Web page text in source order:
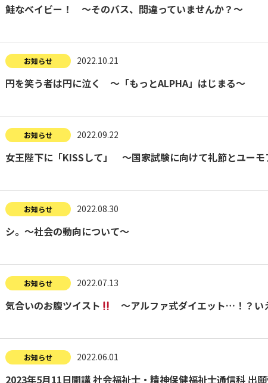
鮭なベイビー！ ～そのバス、間違っていませんか？～
お知らせ 2022.10.21
円を笑う者は円に泣く ～「もっとALPHA」はじまる～
お知らせ 2022.09.22
女王陛下に「KISSして」 ～国家試験に向けて礼節とユーモ
お知らせ 2022.08.30
シ。～社会の動向について～
お知らせ 2022.07.13
気合いのお腹ツイスト ～アルファ式ダイエット…！？い
お知らせ 2022.06.01
2023年5月11日開講 社会福祉士・精神保健福祉士通信科 出